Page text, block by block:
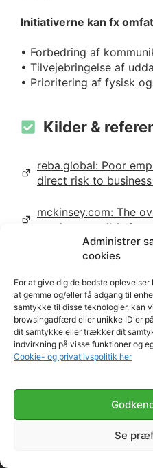
Administrer
cookies
For at give dig de bedste
at gemme og/eller få adgang til
samtykke til disse teknologier, kan
browsingadfærd eller unikke ID'er
dit samtykke eller trækker dit
indvirkning på visse funktioner og
Cookie- og privatlivspolitik her
Se
Initiativerne kan fx
• Forbedring af
• Tilvejebringelse af
• Prioritering af fysisk
Kilder &
reba.global: Poor
direct risk to
mckinsey.com: The
employee well-being
forbes.com:
Andre læser